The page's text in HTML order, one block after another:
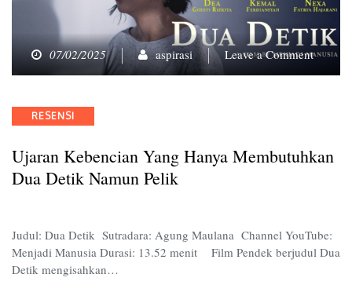
07/02/2025 aspirasi Leave a Commenton
Dua
Categories
RESENSI
Ujaran Kebencian Yang Hanya Membutuhkan
Dua Detik Namun Pelik
Judul: Dua Detik Sutradara: Agung Maulana Channel YouTube:
Menjadi Manusia Durasi: 13.52 menit Film Pendek berjudul Dua
Detik mengisahkan…